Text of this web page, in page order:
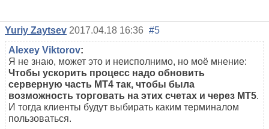
Yuriy Zaytsev 2017.04.18 16:36 #5
Alexey Viktorov:
Я не знаю, может это и неисполнимо, но моё мнение:
Чтобы ускорить процесс надо обновить
серверную часть МТ4 так, чтобы была
возможность торговать на этих счетах и через МТ5.
И тогда клиенты будут выбирать каким терминалом
пользоваться.